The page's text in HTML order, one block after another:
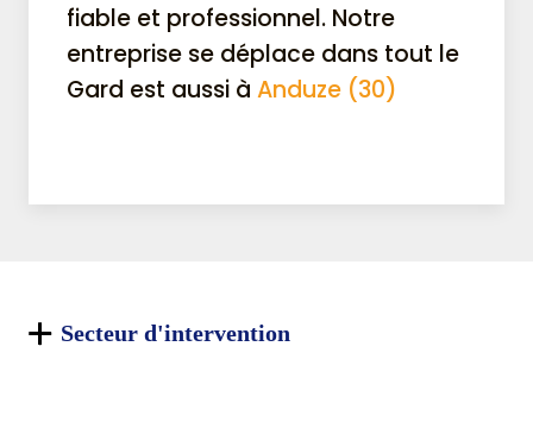
fiable et professionnel. Notre
entreprise se déplace dans tout le
Gard est aussi à Anduze (30)
Secteur d'intervention